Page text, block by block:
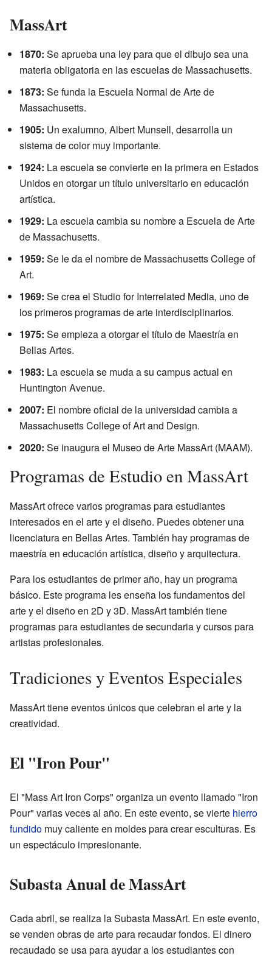
MassArt
1870: Se aprueba una ley para que el dibujo sea una
materia obligatoria en las escuelas de Massachusetts.
1873: Se funda la Escuela Normal de Arte de
Massachusetts.
1905: Un exalumno, Albert Munsell, desarrolla un
sistema de color muy importante.
1924: La escuela se convierte en la primera en Estados
Unidos en otorgar un título universitario en educación
artística.
1929: La escuela cambia su nombre a Escuela de Arte
de Massachusetts.
1959: Se le da el nombre de Massachusetts College of
Art.
1969: Se crea el Studio for Interrelated Media, uno de
los primeros programas de arte interdisciplinarios.
1975: Se empieza a otorgar el título de Maestría en
Bellas Artes.
1983: La escuela se muda a su campus actual en
Huntington Avenue.
2007: El nombre oficial de la universidad cambia a
Massachusetts College of Art and Design.
2020: Se inaugura el Museo de Arte MassArt (MAAM).
Programas de Estudio en MassArt
MassArt ofrece varios programas para estudiantes
interesados en el arte y el diseño. Puedes obtener una
licenciatura en Bellas Artes. También hay programas de
maestría en educación artística, diseño y arquitectura.
Para los estudiantes de primer año, hay un programa
básico. Este programa les enseña los fundamentos del
arte y el diseño en 2D y 3D. MassArt también tiene
programas para estudiantes de secundaria y cursos para
artistas profesionales.
Tradiciones y Eventos Especiales
MassArt tiene eventos únicos que celebran el arte y la
creatividad.
El "Iron Pour"
El "Mass Art Iron Corps" organiza un evento llamado "Iron
Pour" varias veces al año. En este evento, se vierte hierro
fundido muy caliente en moldes para crear esculturas. Es
un espectáculo impresionante.
Subasta Anual de MassArt
Cada abril, se realiza la Subasta MassArt. En este evento,
se venden obras de arte para recaudar fondos. El dinero
recaudado se usa para ayudar a los estudiantes con